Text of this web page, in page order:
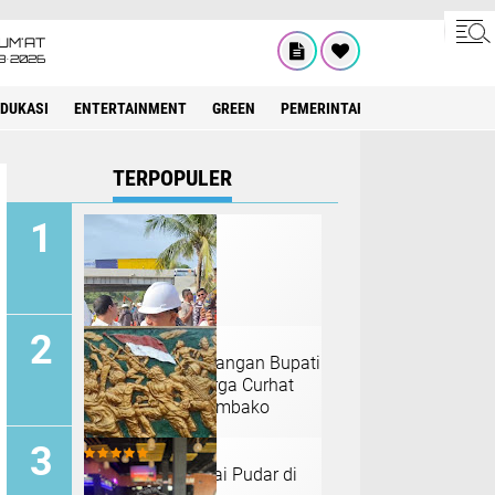
ENTERTAINMENT GREEN PEMERINTAH ACEH
TERPOPULER
Gibran Halangi Tangan Bupati
Bireuen Saat Warga Curhat
Belum Terima Sembako
Tahap II
Merah Putih Mulai Pudar di